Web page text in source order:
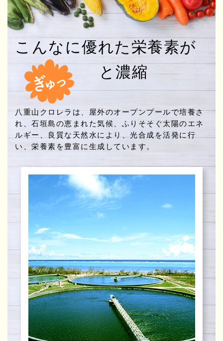
こんなに優れた栄養素が
と濃縮
八重山クロレラは、屋外のオープンプールで培養さ
れ、石垣島の恵まれた気候、ふりそそぐ太陽のエネ
ルギー、良質な天然水により、光合成を活発に行
い、栄養素を豊富に生成しています。